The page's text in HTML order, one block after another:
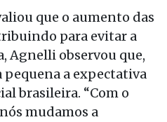
que o aumento das
para evitar a
Agnelli observou que,
pequena a expectativa
brasileira. “Com o
mudamos a